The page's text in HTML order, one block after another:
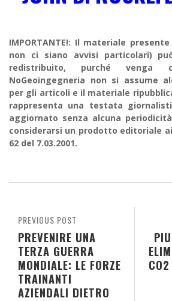
IMPORTANTE!: Il materiale
non ci siano avvisi particolari)
redistribuito, purché
NoGeoingegneria non si assume
per gli articoli e il materiale
rappresenta una testata
aggiornato senza alcuna
considerarsi un prodotto editoriale
62 del 7.03.2001.
PREVIOUS POST
PREVENIRE UNA
TERZA GUERRA
MONDIALE: LE FORZE
TRAINANTI
AZIENDALI DIETRO